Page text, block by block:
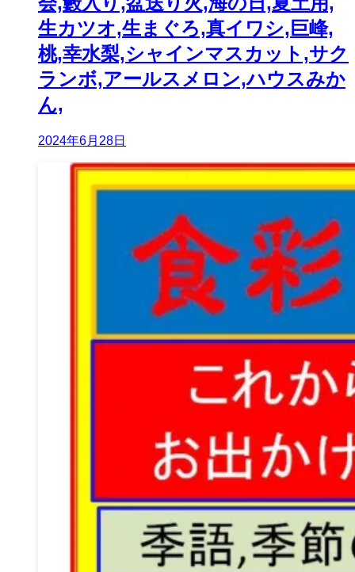
生カツオ,生まぐろ,真イワシ,巨峰,
桃,幸水梨,シャインマスカット,サク
ランボ,アールスメロン,ハウスみか
ん,
2024年6月28日